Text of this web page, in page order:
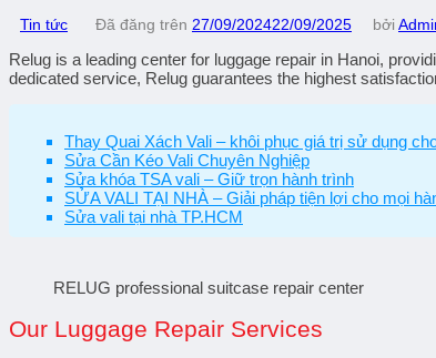
Tin tức Đã đăng trên 27/09/202422/09/2025 bởi
Relug is a leading center for luggage repair in Hanoi,
dedicated service, Relug guarantees the highest
Thay Quai Xách Vali – khôi phục giá trị sử dụng
Sửa Cần Kéo Vali Chuyên Nghiệp
Sửa khóa TSA vali – Giữ trọn hành trình
SỬA VALI TẠI NHÀ – Giải pháp tiện lợi cho mọi
Sửa vali tại nhà TP.HCM
RELUG professional suitcase repair center
Our Luggage Repair Services